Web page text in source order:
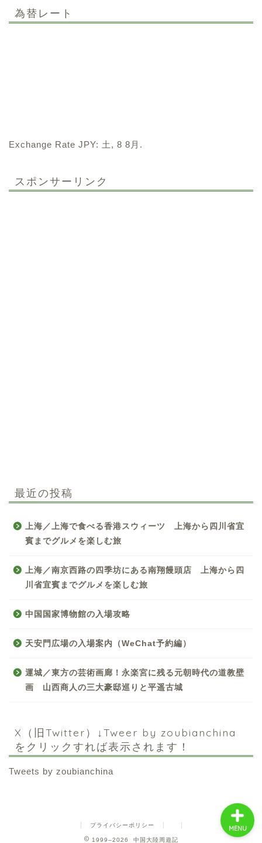
為替レート
Exchange Rate JPY: 土, 8 8月.
スポンサーリンク
最近の投稿
上海／上海で食べる香港スウィーツ 上海から四川省宜
賓までグルメを楽しむ旅
上海／南京西路の四季坊にある南翔饅頭店 上海から四
川省宜賓までグルメを楽しむ旅
中国国家博物館の入場攻略
天安門広場の入場案内（WeChat予約編）
運城／東方の芸術画廊！永楽宮に残る元朝時代の道教壁
画 山西商人の三大豪邸巡りと平遥古城
X（旧Twitter）↓Tweer by zoubianchina
をクリックすれば表示されます！
Tweets by zoubianchina
プライバシーポリシー
1999–2026 中国大陸周遊記
MENU
中国旅行の情報案内